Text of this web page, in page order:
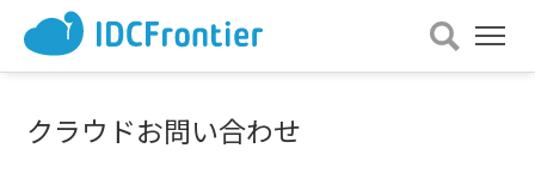
メ
ニュー
を
クラウドお問い合わせ